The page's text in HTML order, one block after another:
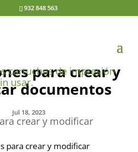
932 848 563
para crear y
documentos
Jul 18, 2023
para crear y modificar